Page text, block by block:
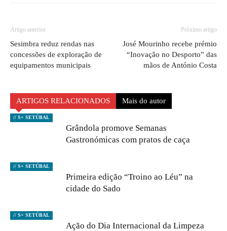
Artigo anterior
Sesimbra reduz rendas nas
concessões de exploração de
equipamentos municipais
Próximo artigo
José Mourinho recebe prémio
“Inovação no Desporto” das
mãos de António Costa
ARTIGOS RELACIONADOS Mais do autor
// S+ SETÚBAL
Grândola promove Semanas
Gastronómicas com pratos de caça
// S+ SETÚBAL
Primeira edição “Troino ao Léu” na
cidade do Sado
// S+ SETÚBAL
Ação do Dia Internacional da Limpeza